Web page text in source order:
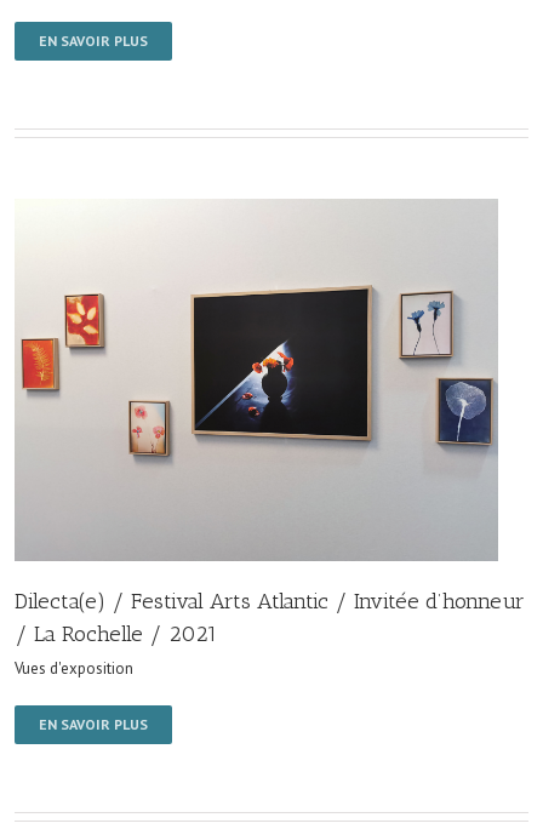
EN SAVOIR PLUS
Dilecta(e) / Festival Arts Atlantic / Invitée d’honneur
/ La Rochelle / 2021
Vues d'exposition
EN SAVOIR PLUS